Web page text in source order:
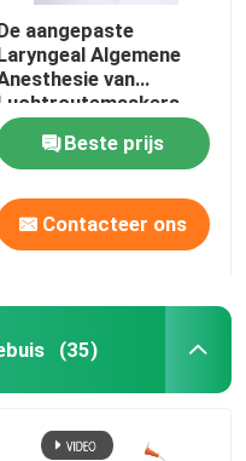
aangepaste
Algemene
van
Beste prijs
Contacteer ons
(35)